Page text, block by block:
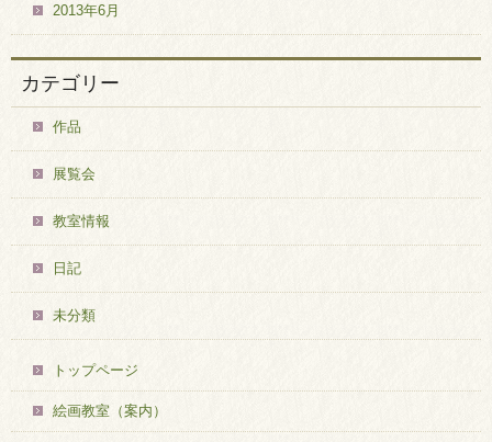
2013年6月
カテゴリー
作品
展覧会
教室情報
日記
未分類
トップページ
絵画教室（案内）